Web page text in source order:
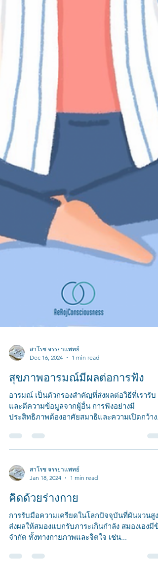
สาโรช จรรยาแพทย์
สุขภาพอารมณ์มีผลต่อการฟัง
อารมณ์ เป็นตัวกรองสำคัญที่ส่งผลต่อวิธีที่เรารับ
และตีความข้อมูลจากผู้อื่น การฟังอย่างมี
สาโรช จรรยาแพทย์
คิดด้วยร่างกาย
การรับมือความเครียดในโลกปัจจุบันที่ผันผวนสูง
ส่งผลให้สมองแบกรับภาระเกินกำลัง สมองเองมีข้